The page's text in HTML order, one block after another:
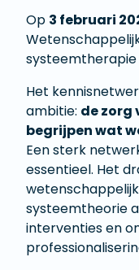
Op 3 februari
Het
ambitie: de zorg
begrijpen wat
Een sterk
essentieel. Het
systeemtheorie
interventies en